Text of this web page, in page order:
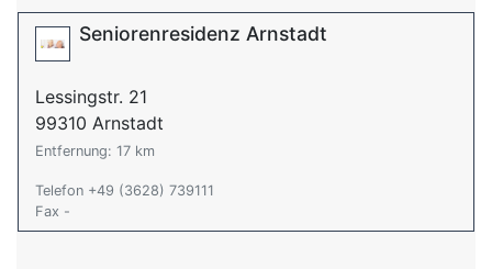
Seniorenresidenz Arnstadt
Lessingstr. 21
99310 Arnstadt
Entfernung: 17 km
Telefon +49 (3628) 739111
Fax -